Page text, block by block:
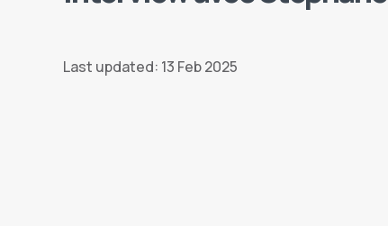
Last updated: 13 Feb 2025